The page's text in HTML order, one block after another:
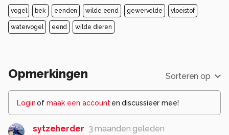
vogel bek eenden wilde eend gewervelde vloeistof
watervogel eend wilde dieren
Opmerkingen Sorteren op
Loginof maak een account en discussieer mee!
sytzeherder 3 maanden geleden